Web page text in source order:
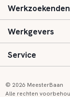
Basisonderwijs
Speciaal (basis)
Voortgezet
Werkzoekenden
Aanmelden
Vacatures
Werkgevers
Inloggen
Service
© 2026 MeesterBaan
Alle rechten